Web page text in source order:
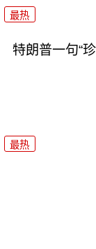
最热
特朗普一句“
最热